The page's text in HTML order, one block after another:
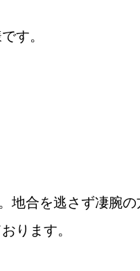
す。
地合を逃さず凄腕
ります。